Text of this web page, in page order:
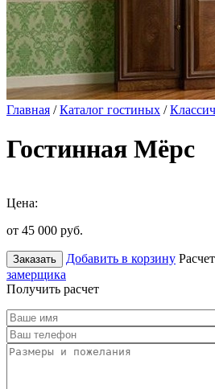
Главная /Каталог гостиных /
Гостинная Мёрс
Цена:
от 45 000 руб.
Заказать Добавить в корзину
замерщика
Получить расчет